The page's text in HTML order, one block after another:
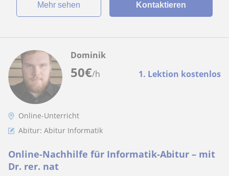
Mehr sehen Kontaktieren
50€/h 1. Lektion kostenlos
Dominik
Online-Unterricht
Abitur: Abitur Informatik
Online-Nachhilfe für Informatik-Abitur – mit
Dr. rer. nat